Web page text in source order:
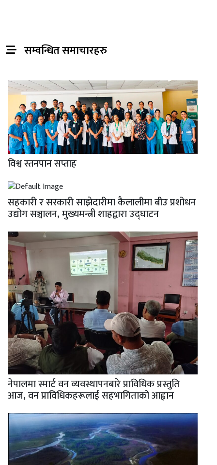
सम्वन्धित समाचारहरु
विश्व स्तनपान सप्ताह
सहकारी र सरकारी साझेदारीमा कैलालीमा बीउ प्रशोधन
उद्योग सञ्चालन, मुख्यमन्त्री शाहद्वारा उद्घाटन
नेपालमा स्मार्ट वन व्यवस्थापनबारे प्राविधिक प्रस्तुति
आज, वन प्राविधिकहरूलाई सहभागिताको आह्वान